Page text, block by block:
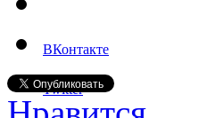
ВКонтакте
Twitter